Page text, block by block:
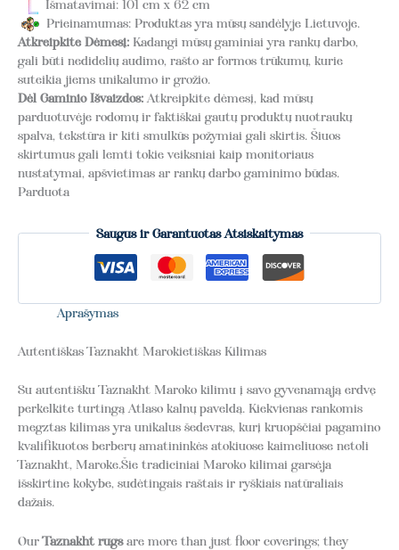
Išmatavimai: 101 cm x 62 cm
Prieinamumas: Produktas yra mūsų sandėlyje Lietuvoje.
Atkreipkite Dėmesį: Kadangi mūsų gaminiai yra rankų darbo,
gali būti nedidelių audimo, rašto ar formos trūkumų, kurie
suteikia jiems unikalumo ir grožio.
Dėl Gaminio Išvaizdos: Atkreipkite dėmesį, kad mūsų
parduotuvėje rodomų ir faktiškai gautų produktų nuotraukų
spalva, tekstūra ir kiti smulkūs požymiai gali skirtis. Šiuos
skirtumus gali lemti tokie veiksniai kaip monitoriaus
nustatymai, apšvietimas ar rankų darbo gaminimo būdas.
Parduota
Saugus ir Garantuotas Atsiskaitymas
Aprašymas
Autentiškas Taznakht Marokietiškas Kilimas
Su autentišku Taznakht Maroko kilimu į savo gyvenamąją erdvę
perkelkite turtingą Atlaso kalnų paveldą. Kiekvienas rankomis
megztas kilimas yra unikalus šedevras, kurį kruopščiai pagamino
kvalifikuotos berberų amatininkės atokiuose kaimeliuose netoli
Taznakht, Maroke.Šie tradiciniai Maroko kilimai garsėja
išskirtine kokybe, sudėtingais raštais ir ryškiais natūraliais
dažais.
OurTaznakht rugsare more than just floor coverings; they